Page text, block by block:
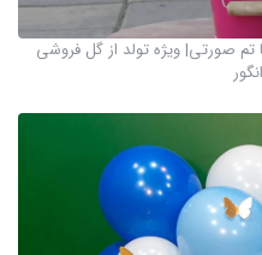
تم صورتی| ویژه تولد از گل فروشی